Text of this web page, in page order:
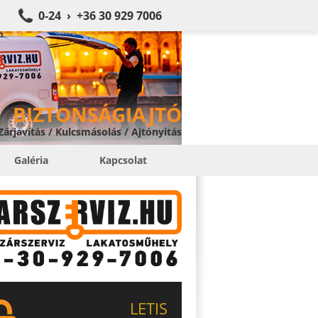
0-24 › +36 30 929 7006
BIZTONSÁGIAJTÓ
/ Kulcsmásolás / Ajtónyitás
Galéria Kapcsolat
LETIS